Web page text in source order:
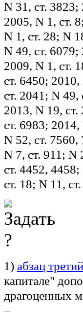
N 31, ст.
2005, N 1, ст.
N 1, ст. 28; N
N 49, ст.
2009, N 1, ст.
ст. 6450;
ст. 2041; N
2013, N 19,
ст. 6983;
N 52, ст.
N 7, ст. 911; N
ст. 4452,
ст. 18; N 11,
1) абзац
капитале"
драгоценных